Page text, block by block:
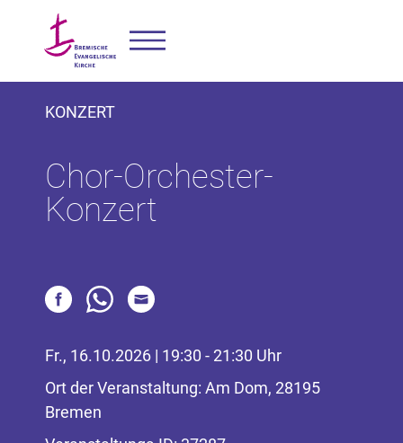
KONZERT
Chor-Orchester-
Konzert
Fr., 16.10.2026 | 19:30 - 21:30 Uhr
Ort der Veranstaltung: Am Dom, 28195
Bremen